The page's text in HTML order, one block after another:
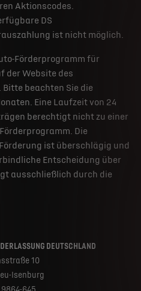
Aktionscodes.
DS
ist nicht möglich.
Förderprogramm für
der Website des
. Bitte beachten Sie die
Eine Laufzeit von 24
berechtigt nicht zu einer
Die
ist überschlägig und
Entscheidung über
ausschließlich durch die
DEUTSCHLAND
10
Isenburg